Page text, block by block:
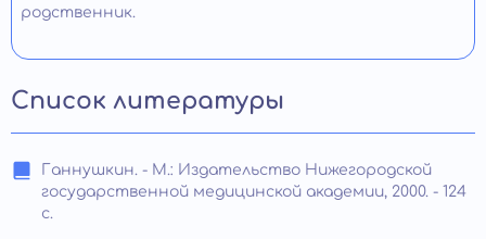
родственник.
Список литературы
Ганнушкин. - М.: Издательство Нижегородской
государственной медицинской академии, 2000. - 124
c.